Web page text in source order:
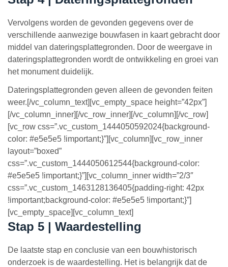
Vervolgens worden de gevonden gegevens over de
verschillende aanwezige bouwfasen in kaart gebracht door
middel van dateringsplattegronden. Door de weergave in
dateringsplattegronden wordt de ontwikkeling en groei van
het monument duidelijk.
Dateringsplattegronden geven alleen de gevonden feiten
weer.[/vc_column_text][vc_empty_space height=”42px”]
[/vc_column_inner][/vc_row_inner][/vc_column][/vc_row]
[vc_row css=”.vc_custom_1444050592024{background-
color: #e5e5e5 !important;}”][vc_column][vc_row_inner
layout=”boxed”
css=”.vc_custom_1444050612544{background-color:
#e5e5e5 !important;}”][vc_column_inner width=”2/3″
css=”.vc_custom_1463128136405{padding-right: 42px
!important;background-color: #e5e5e5 !important;}”]
[vc_empty_space][vc_column_text]
Stap 5 | Waardestelling
De laatste stap en conclusie van een bouwhistorisch
onderzoek is de waardestelling. Het is belangrijk dat de